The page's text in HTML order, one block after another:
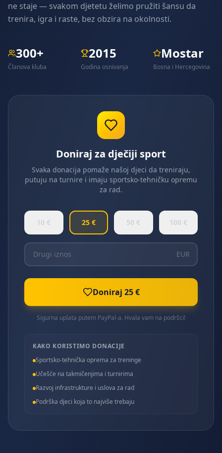
ne staje — svakom djetetu želimo pružiti šansu da
trenira, igra i raste, bez obzira na okolnosti.
300+
Članova kluba
2015
Godina osnivanja
Mostar
Bosna i Hercegovina
Doniraj za dječiji sport
Svaka donacija pomaže našoj djeci da treniraju,
putuju na turnire i imaju sportsko-tehničku opremu
za rad.
10 € 25€ 50 € 100 €
EUR
Doniraj 25 €
Sigurna uplata putem PayPal-a. Hvala vam na podršci!
KAKO KORISTIMO DONACIJE
Sportsko-tehnička oprema za treninge
Učešće na takmičenjima i turnirima
Razvoj infrastrukture i uslova za rad
Podrška djeci koja to najviše trebaju